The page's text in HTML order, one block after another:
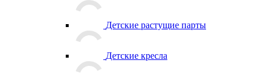
Детские растущие парты
Детские кресла